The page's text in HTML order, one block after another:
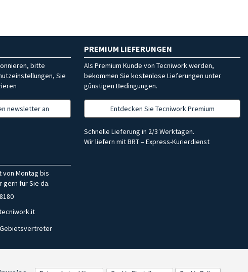
bitte
Sie
newsletter an
PREMIUM LIEFERUNGEN
Als Premium Kunde von Tecniwork werden,
bekommen Sie kostenlose Lieferungen unter
günstigen Bedingungen.
Entdecken Sie Tecniwork Premium
Schnelle Lieferung in 2/3 Werktagen.
Wir liefern mit BRT – Express-Kurierdienst
von Montag bis
gern für Sie da.